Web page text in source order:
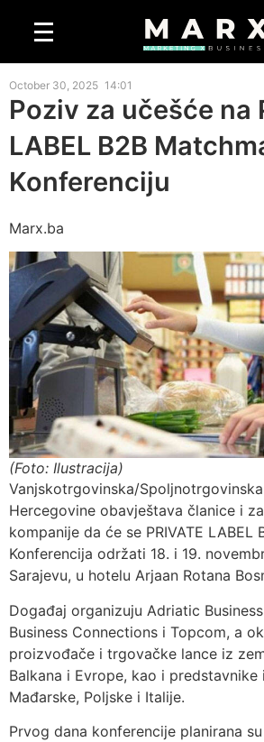
October 30, 2025 14:01
Poziv za učešće na
LABEL B2B
Konferenciju
Marx.ba
(Foto: Ilustracija)
Vanjskotrgovinska/
Hercegovine obavještava članice i
kompanije da će se PRIVATE LABEL
Konferencija održati 18. i 19.
Sarajevu, u hotelu Arjaan Rotana
Događaj organizuju Adriatic
Business Connections i Topcom, a
proizvođače i trgovačke lance iz
Balkana i Evrope, kao i predstavnike
Mađarske, Poljske i Italije.
Prvog dana konferencije planirana